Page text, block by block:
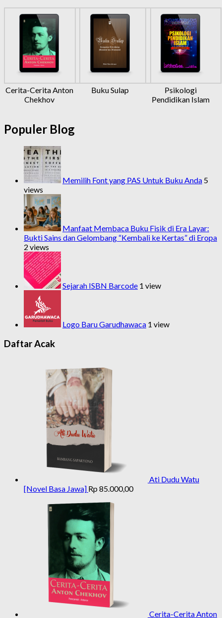
Cerita-Cerita Anton
Chekhov
Buku Sulap
Psikologi
Pendidikan Islam
Populer Blog
Memilih Font yang PAS Untuk Buku Anda 5
views
Manfaat Membaca Buku Fisik di Era Layar:
Bukti Sains dan Gelombang “Kembali ke Kertas” di Eropa
2 views
Sejarah ISBN Barcode 1 view
Logo Baru Garudhawaca 1 view
Daftar Acak
Ati Dudu Watu
[Novel Basa Jawa] Rp 85.000,00
Cerita-Cerita Anton